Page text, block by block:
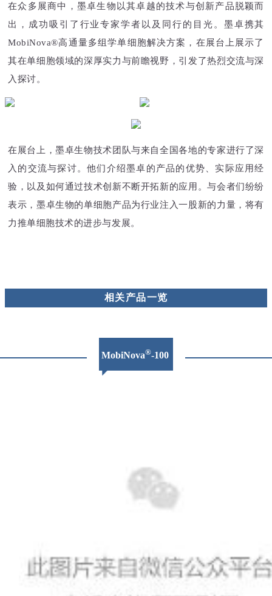
在众多展商中，墨卓生物以其卓越的技术与创新产品脱颖而
出，成功吸引了行业专家学者以及同行的目光。墨卓携其
MobiNova®高通量多组学单细胞解决方案，在展台上展示了
其在单细胞领域的深厚实力与前瞻视野，引发了热烈交流与深
入探讨。
在展台上，墨卓生物技术团队与来自全国各地的专家进行了深
入的交流与探讨。他们介绍墨卓的产品的优势、实际应用经
验，以及如何通过技术创新不断开拓新的应用。与会者们纷纷
表示，墨卓生物的单细胞产品为行业注入一股新的力量，将有
力推单细胞技术的进步与发展。
相关产品一览
MobiNova®-100